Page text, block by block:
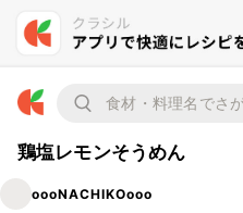
鶏塩レモンそうめん
oooNACHIKOooo